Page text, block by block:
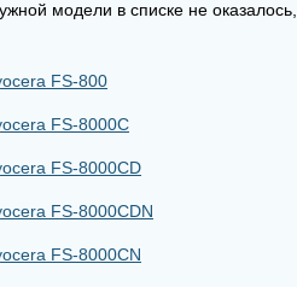
модели в списке не оказалось,
FS-800
FS-8000C
FS-8000CD
FS-8000CDN
FS-8000CN